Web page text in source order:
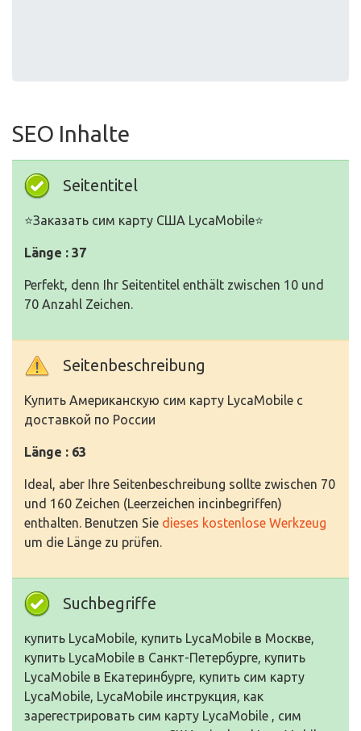
SEO Inhalte
Seitentitel
⭐️Заказать сим карту США LycaMobile⭐️
Länge : 37
Perfekt, denn Ihr Seitentitel enthält zwischen 10 und
70 Anzahl Zeichen.
Seitenbeschreibung
Купить Американскую сим карту LycaMobile с
доставкой по России
Länge : 63
Ideal, aber Ihre Seitenbeschreibung sollte zwischen 70
und 160 Zeichen (Leerzeichen incinbegriffen)
enthalten. Benutzen Sie dieses kostenlose Werkzeug
um die Länge zu prüfen.
Suchbegriffe
купить LycaMobile, купить LycaMobile в Москве,
купить LycaMobile в Санкт-Петербурге, купить
LycaMobile в Екатеринбурге, купить сим карту
LycaMobile, LycaMobile инструкция, как
зарегестрировать сим карту LycaMobile , сим